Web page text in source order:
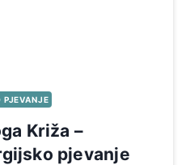
Križa –
pjevanje